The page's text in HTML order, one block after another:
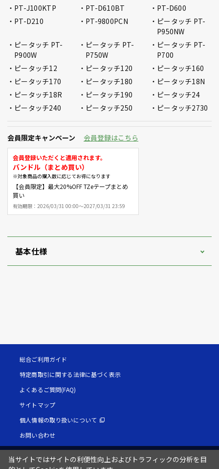
会員限定キャンペーン 会員登録はこちら
会員登録いただくと適用されます。
バンドル（まとめ買い）
※対象商品の購入数に応じてお得になります
【会員限定】最大20%OFF TZeテープまとめ
買い
有効期限： 2026/03/31 00:00～2027/03/31 23:59
PT-J100KTP
PT-D610BT
PT-D600
PT-D210
PT-9800PCN
ピータッチ PT-
P950NW
ピータッチ PT-
P900W
ピータッチ PT-
P750W
ピータッチ PT-
P700
ピータッチ12
ピータッチ120
ピータッチ160
ピータッチ170
ピータッチ180
ピータッチ18N
ピータッチ18R
ピータッチ190
ピータッチ24
ピータッチ240
ピータッチ250 ピータッチ2730
基本仕様
総合ご利用ガイド
特定商取引に関する法律に基づく表示
よくあるご質問(FAQ)
サイトマップ
個人情報の取り扱いについて
お問い合わせ
当サイトではサイトの利便性向上およびトラフィックの分析を目